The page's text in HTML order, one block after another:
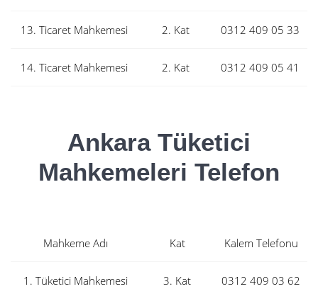
13. Ticaret Mahkemesi 2. Kat 0312 409 05 33
14. Ticaret Mahkemesi 2. Kat 0312 409 05 41
Ankara Tüketici
Mahkemeleri Telefon
Mahkeme Adı Kat Kalem Telefonu
1. Tüketici Mahkemesi 3. Kat 0312 409 03 62